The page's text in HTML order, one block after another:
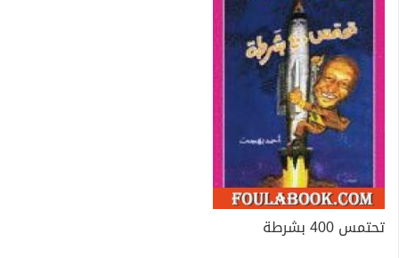
تحتمس 400 بشرطة